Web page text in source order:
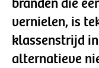
vernielen, is
klassenstrijd
alternatieve